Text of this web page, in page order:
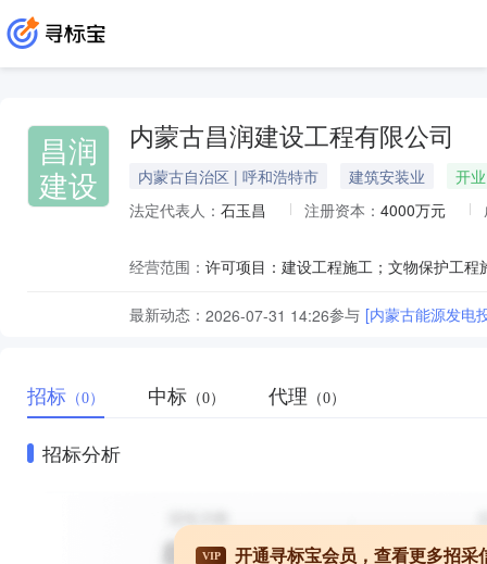
昌润
建设
内蒙古昌润建设工程有限公司
内蒙古自治区 | 呼和浩特市 建筑安装业
开业
法定代表人： 石玉昌 注册资本： 4000万元
经营范围：
最新动态： 2026-07-31 14:26参与 [内蒙古能源发电
招标 （0） 中标 （0） 代理 （0）
招标分析
VIP 开通寻标宝会员，查看更多招采